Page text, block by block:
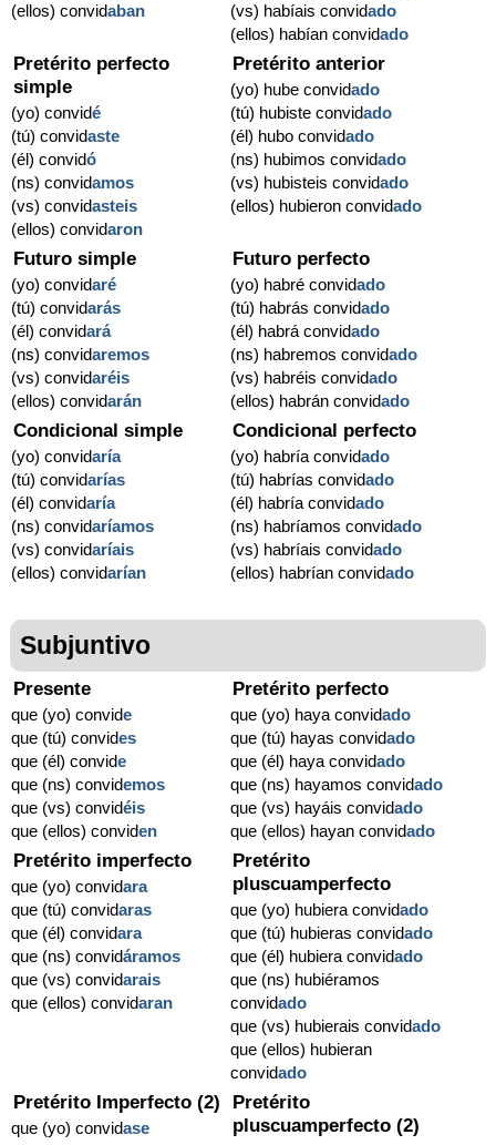
(ellos) convidaban
(vs) habíais convidado
(ellos) habían convidado
Pretérito perfecto
simple
(yo) convidé
(tú) convidaste
(él) convidó
(ns) convidamos
(vs) convidasteis
(ellos) convidaron
Pretérito anterior
(yo) hube convidado
(tú) hubiste convidado
(él) hubo convidado
(ns) hubimos convidado
(vs) hubisteis convidado
(ellos) hubieron convidado
Futuro simple
(yo) convidaré
(tú) convidarás
(él) convidará
(ns) convidaremos
(vs) convidaréis
(ellos) convidarán
Futuro perfecto
(yo) habré convidado
(tú) habrás convidado
(él) habrá convidado
(ns) habremos convidado
(vs) habréis convidado
(ellos) habrán convidado
Condicional simple
(yo) convidaría
(tú) convidarías
(él) convidaría
(ns) convidaríamos
(vs) convidaríais
(ellos) convidarían
Condicional perfecto
(yo) habría convidado
(tú) habrías convidado
(él) habría convidado
(ns) habríamos convidado
(vs) habríais convidado
(ellos) habrían convidado
Subjuntivo
Presente
que (yo) convide
que (tú) convides
que (él) convide
que (ns) convidemos
que (vs) convidéis
que (ellos) conviden
Pretérito perfecto
que (yo) haya convidado
que (tú) hayas convidado
que (él) haya convidado
que (ns) hayamos convidado
que (vs) hayáis convidado
que (ellos) hayan convidado
Pretérito imperfecto
que (yo) convidara
que (tú) convidaras
que (él) convidara
que (ns) convidáramos
que (vs) convidarais
que (ellos) convidaran
Pretérito
pluscuamperfecto
que (yo) hubiera convidado
que (tú) hubieras convidado
que (él) hubiera convidado
que (ns) hubiéramos
convidado
que (vs) hubierais convidado
que (ellos) hubieran
convidado
Pretérito Imperfecto (2)
que (yo) convidase
Pretérito
pluscuamperfecto (2)